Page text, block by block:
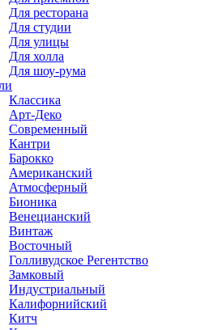
Для ресторана
Для студии
Для улицы
Для холла
Для шоу-рума
Классика
Арт-Деко
Современный
Кантри
Барокко
Американский
Атмосферный
Бионика
Венецианский
Винтаж
Восточный
Голливудское Регентство
Замковый
Индустриальный
Калифорнийский
Китч